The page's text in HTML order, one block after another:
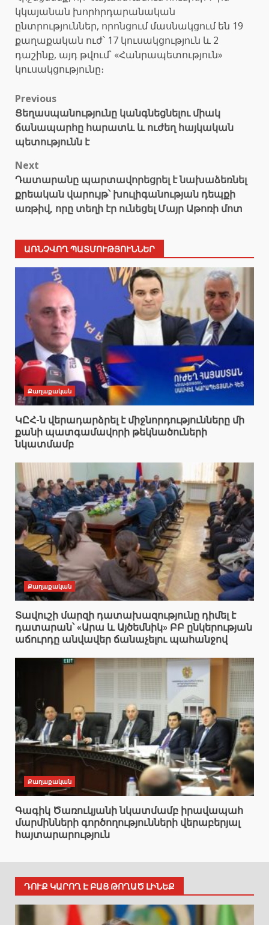
կկայանան խորհրդարանական
ընտրություններ, որոնցում մասնակցում են 19
քաղաքական ուժ՝ 17 կուսակցություն և 2
դաշինք, այդ թվում՝ «Հանրապետություն»
կուսակցությունը։
Post
navigation
Previous
Ցեղասպանությունը կանգնեցնելու միակ
ճանապարհը հարատև և ուժեղ հայկական
պետությունն է
Next
Դատարանը պարտավորեցրել է նախաձեռնել
քրեական վարույթ՝ խուլիգանության դեպքի
առթիվ, որը տեղի էր ունեցել Մայր Աթոռի մոտ
ԱՌՆՉՎՈՂ ՊԱՏՄՈՒԹՅՈՒՆՆԵՐ
Քաղաքական
ԿԸՀ-ն վերադարձրել է միջնորդությունները մի
քանի պատգամավորի թեկնածուների
նկատմամբ
Քաղաքական
Տավուշի մարզի դատախազությունը դիմել է
դատարան՝ «Արա և Այծեմնիկ» ԲԲ ընկերության
աճուրդը անվավեր ճանաչելու պահանջով
Քաղաքական
Գագիկ Ծառուկյանի նկատմամբ իրավապահ
մարմինների գործողությունների վերաբերյալ
հայտարարություն
ԴՈՒՔ ԿԱՐՈՂ Է ԲԱՑ ԹՈՂԱԾ ԼԻՆԵՔ